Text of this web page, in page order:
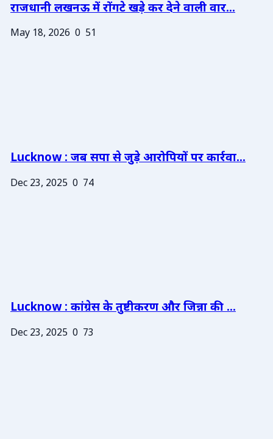
राजधानी लखनऊ में रोंगटे खड़े कर देने वाली वार...
May 18, 2026 0 51
Lucknow : जब सपा से जुड़े आरोपियों पर कार्रवा...
Dec 23, 2025 0 74
Lucknow : कांग्रेस के तुष्टीकरण और जिन्ना की ...
Dec 23, 2025 0 73